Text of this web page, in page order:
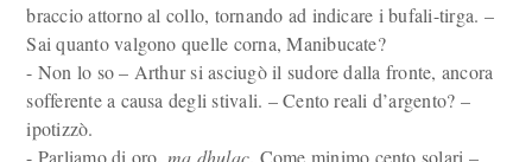
braccio attorno al collo, tornando ad indicare i bufali-tirga. –
Sai quanto valgono quelle corna, Manibucate?
- Non lo so – Arthur si asciugò il sudore dalla fronte, ancora
sofferente a causa degli stivali. – Cento reali d’argento? –
ipotizzò.
- Parliamo di oro, ma dhulac. Come minimo cento solari –